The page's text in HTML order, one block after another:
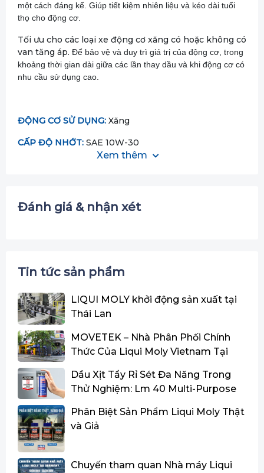
một cách đáng kể. Giúp tiết kiệm nhiên liệu và kéo dài tuổi
thọ cho động cơ.
Tối ưu cho các loại xe động cơ xăng có hoặc không có
van tăng áp. Để bảo vệ và duy trì giá trị của động cơ, trong
khoảng thời gian dài giữa các lần thay dầu và khi động cơ có
nhu cầu sử dụng cao.
ĐỘNG CƠ SỬ DỤNG: Xăng
CẤP ĐỘ NHỚT: SAE 10W-30
CHU KỲ THAY NHỚT:10.000 - 15.000 km
DUNG TÍCH: 4L
ĐÓNG GÓI / THÙNG: 04 chai
HẠN SỬ DỤNG: 5 năm kể từ ngày sản xuất
Xem thêm
Đánh giá & nhận xét
Tin tức sản phẩm
LIQUI MOLY khởi động sản xuất tại
Thái Lan
MOVETEK – Nhà Phân Phối Chính
Thức Của Liqui Moly Vietnam Tại
Dầu Xịt Tẩy Rỉ Sét Đa Năng Trong
Thử Nghiệm: Lm 40 Multi-Purpose
Dẫn Đầu Về Tỷ Lệ Hiệu Năng/Giá
Thành
Phân Biệt Sản Phẩm Liqui Moly Thật
và Giả
Chuyến tham quan Nhà máy Liqui